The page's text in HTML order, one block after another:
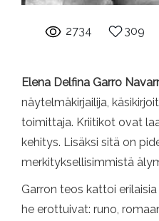
2734 309
Elena Delfina Garro
näytelmäkirjailija,
toimittaja. Kriitikot ovat
kehitys. Lisäksi sitä on
merkityksellisimmistä
Garron teos kattoi
he erottuivat: runo,